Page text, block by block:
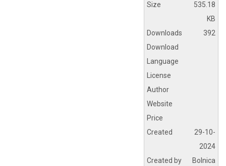
Size
535.18
KB
Downloads
392
Download
Language
License
Author
Website
Price
Created
29-10-
2024
Created by
Bolnica